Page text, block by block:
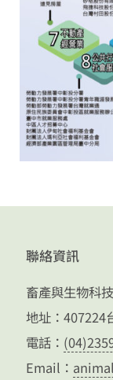
聯絡資訊
畜產與生物科
地址：407224
電話：
Email：